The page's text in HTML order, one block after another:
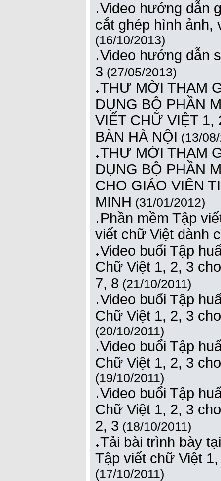
Video hướng dẫn
cắt ghép hình ảnh,
(16/10/2013)
Video hướng dẫn
3 (27/05/2013)
THƯ MỜI THAM
DỤNG BỘ PHẦN
VIẾT CHỮ VIỆT 1,
BÀN HÀ NỘI (13/
THƯ MỜI THAM
DỤNG BỘ PHẦN
CHO GIÁO VIÊN
MINH (31/01/2012)
Phần mềm Tập
viết chữ Việt dành
Video buổi Tập
Chữ Việt 1, 2, 3
7, 8 (21/10/2011)
Video buổi Tập
Chữ Việt 1, 2, 3
(20/10/2011)
Video buổi Tập
Chữ Việt 1, 2, 3
(19/10/2011)
Video buổi Tập
Chữ Việt 1, 2, 3
2, 3 (18/10/2011)
Tải bài trình bày
Tập viết chữ Việt
(17/10/2011)